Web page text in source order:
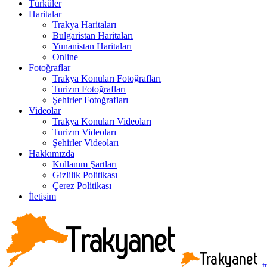
Türküler
Haritalar
Trakya Haritaları
Bulgaristan Haritaları
Yunanistan Haritaları
Online
Fotoğraflar
Trakya Konuları Fotoğrafları
Turizm Fotoğrafları
Şehirler Fotoğrafları
Videolar
Trakya Konuları Videoları
Turizm Videoları
Şehirler Videoları
Hakkımızda
Kullanım Şartları
Gizlilik Politikası
Çerez Politikası
İletişim